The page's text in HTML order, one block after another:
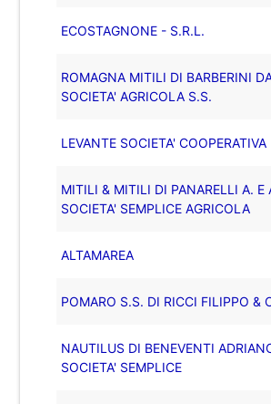
ECOSTAGNONE - S.R.L.
ROMAGNA MITILI DI BARBERINI
SOCIETA' AGRICOLA S.S.
LEVANTE SOCIETA' COOPERATIVA
MITILI & MITILI DI PANARELLI A. E
SOCIETA' SEMPLICE AGRICOLA
ALTAMAREA
POMARO S.S. DI RICCI FILIPPO &
NAUTILUS DI BENEVENTI
SOCIETA' SEMPLICE